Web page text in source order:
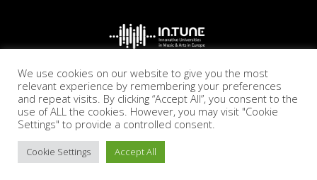
We use cookies on our website to give you the most
relevant experience by remembering your preferences
and repeat visits. By clicking “Accept All”, you consent to the
use of ALL the cookies. However, you may visit "Cookie
Settings" to provide a controlled consent.
Cookie Settings Accept All